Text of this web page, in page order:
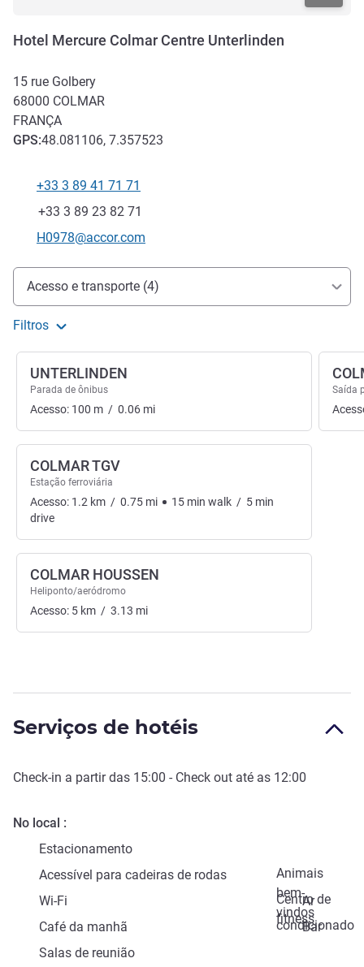
Hotel Mercure Colmar Centre Unterlinden
15 rue Golbery
68000 COLMAR
FRANÇA
GPS:48.081106, 7.357523
Telefone
+33 3 89 41 71 71
Fax
+33 3 89 23 82 71
E-mail de contato
H0978@accor.com
Acesso e transporte
Acesso e transporte (4)
Filtros
UNTERLINDEN
Parada de ônibus
Acesso: 100 m / 0.06 mi
COLMAR TGV
Estação ferroviária
Acesso: 1.2 km / 0.75 mi 15 min walk / 5 min
drive
COLMAR HOUSSEN
Heliponto/aeródromo
Acesso: 5 km / 3.13 mi
Saída
Serviços de hotéis
Check-in a partir das 15:00 - Check out até as 12:00
No local
Estacionamento
Animais
bem-
vindos
Acessível para cadeiras de rodas
Centro de
fitness
Wi-Fi
Ar
condicionado
Café da manhã
Bar
Salas de reunião